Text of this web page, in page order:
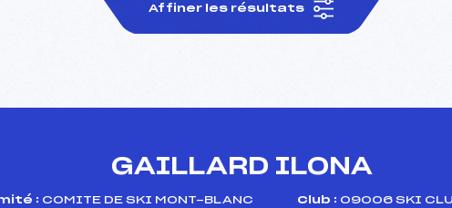
Affiner les résultats
GAILLARD ILONA
: COMITE DE SKI MONT-BLANC Club : 09006 SKI